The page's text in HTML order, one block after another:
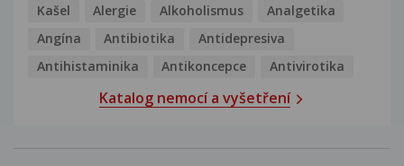
Kašel Alergie Alkoholismus
Analgetika
Angína
Antibiotika
Antidepresiva
Antihistaminika
Antikoncepce Antivirotika
Katalog nemocí a vyšetření